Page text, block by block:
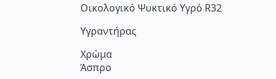
Οικολογικό Ψυκτικό Υγρό R32
Υγραντήρας
Χρώμα
Άσπρο